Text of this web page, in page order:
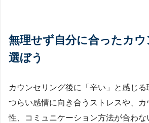
無理せず自分に合ったカ
選ぼう
カウンセリング後に「辛い」と感じ
つらい感情に向き合うストレスや、カ
性、コミュニケーション方法が合わな